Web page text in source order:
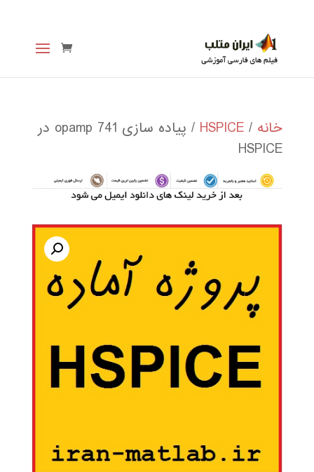
خانه /
HSPICE
/ پیاده سازی opamp 741 در
HSPICE